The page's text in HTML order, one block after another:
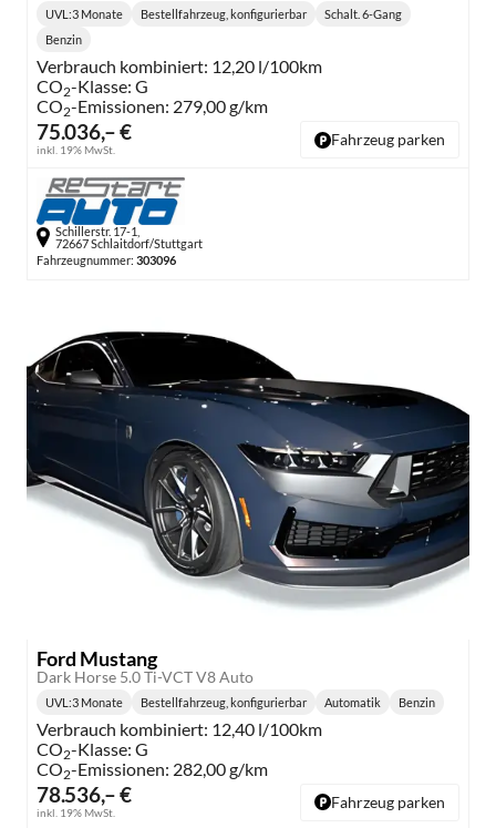
75.036,– €
inkl. 19% MwSt.
UVL :3 Monate Bestellfahrzeug, konfigurierbar
Getriebe:
Schalt. 6-Gang
Benzin
Verbrauch kombiniert: 12,20 l/100km
CO2-Klasse: G
CO2-Emissionen: 279,00 g/km
Fahrzeug parken
Schillerstr. 17-1,
72667 Schlaitdorf/Stuttgart
Fahrzeugnummer: 303096
Ford Mustang
Dark Horse 5.0 Ti-VCT V8 Auto
78.536,– €
inkl. 19% MwSt.
Lieferzeit:
UVL :3 Monate Bestellfahrzeug, konfigurierbar
Getriebe:
Automatik
Kraftstoff:
Benzin
Verbrauch kombiniert: 12,40 l/100km
CO2-Klasse: G
CO2-Emissionen: 282,00 g/km
Fahrzeug parken